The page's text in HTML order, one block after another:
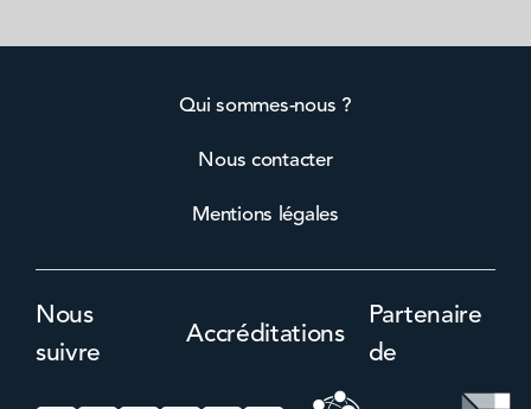
Qui sommes-nous ?
Nous contacter
Mentions légales
Nous
suivre
Accréditations
Partenaire
de